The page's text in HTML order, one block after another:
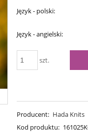
Gold
Język - polski:
Język - angielski:
szt.
Producent: Hada Knits
Kod produktu: